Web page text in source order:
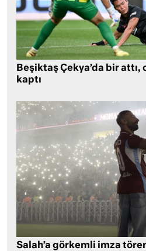
Beşiktaş Çekya’da bir attı,
kaptı
Salah’a görkemli imza